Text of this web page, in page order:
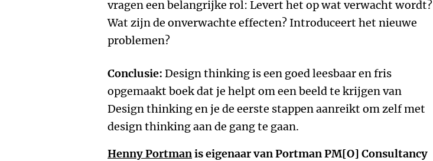
vragen een belangrijke rol: Levert het op wat verwacht wordt?
Wat zijn de onverwachte effecten? Introduceert het nieuwe
problemen?
Conclusie: Design thinking is een goed leesbaar en fris
opgemaakt boek dat je helpt om een beeld te krijgen van
Design thinking en je de eerste stappen aanreikt om zelf met
design thinking aan de gang te gaan.
Henny Portmanis eigenaar van Portman PM[O] Consultancy